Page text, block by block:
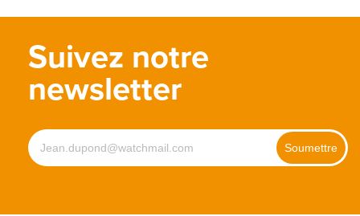
Suivez notre
newsletter